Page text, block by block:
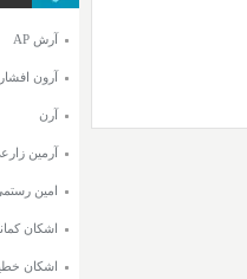
آرش AP
آرون افشار
آرن
آرمین
امین
اشکان
اشکان